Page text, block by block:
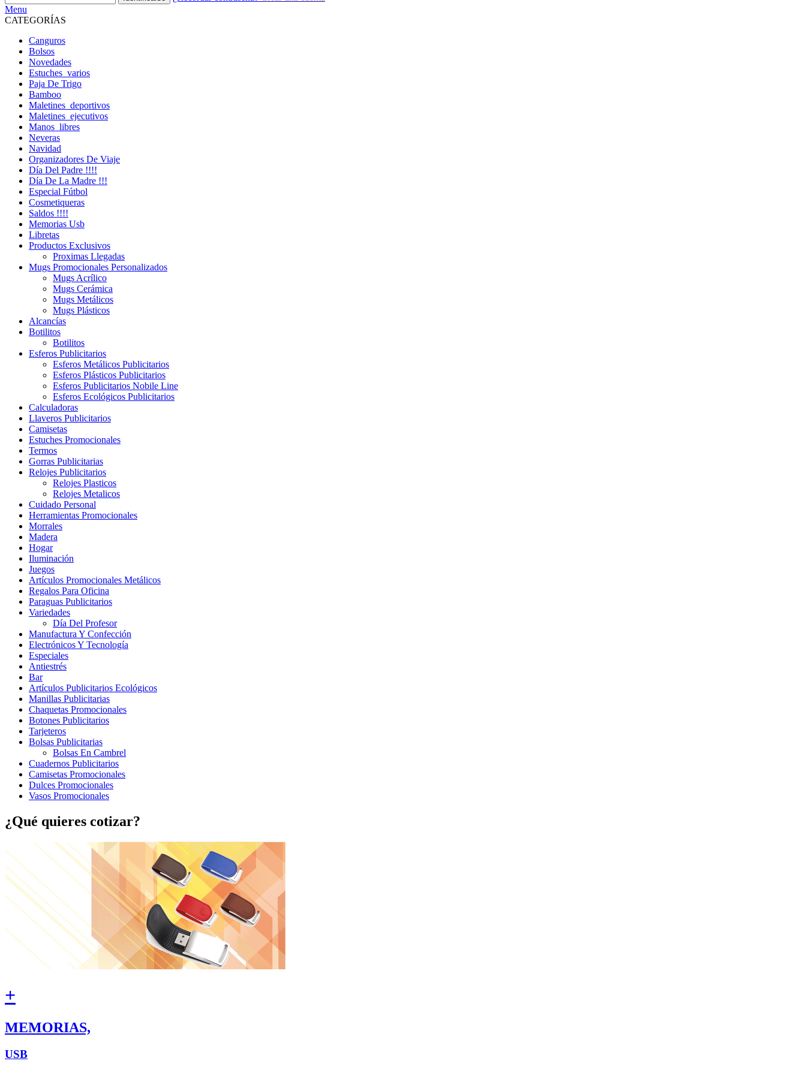
Menu
CATEGORÍAS
Canguros
Bolsos
Novedades
Estuches_varios
Paja De Trigo
Bamboo
Maletines_deportivos
Maletines_ejecutivos
Manos_libres
Neveras
Navidad
Organizadores De Viaje
Día Del Padre !!!!
Día De La Madre !!!
Especial Fútbol
Cosmetiqueras
Saldos !!!!
Memorias Usb
Libretas
Productos Exclusivos
Proximas Llegadas
Mugs Promocionales Personalizados
Mugs Acrílico
Mugs Cerámica
Mugs Metálicos
Mugs Plásticos
Alcancías
Botilitos
Botilitos
Esferos Publicitarios
Esferos Metálicos Publicitarios
Esferos Plásticos Publicitarios
Esferos Publicitarios Nobile Line
Esferos Ecológicos Publicitarios
Calculadoras
Llaveros Publicitarios
Camisetas
Estuches Promocionales
Termos
Gorras Publicitarias
Relojes Publicitarios
Relojes Plasticos
Relojes Metalicos
Cuidado Personal
Herramientas Promocionales
Morrales
Madera
Hogar
Iluminación
Juegos
Artículos Promocionales Metálicos
Regalos Para Oficina
Paraguas Publicitarios
Variedades
Día Del Profesor
Manufactura Y Confección
Electrónicos Y Tecnología
Especiales
Antiestrés
Bar
Artículos Publicitarios Ecológicos
Manillas Publicitarias
Chaquetas Promocionales
Botones Publicitarios
Tarjeteros
Bolsas Publicitarias
Bolsas En Cambrel
Cuadernos Publicitarios
Camisetas Promocionales
Dulces Promocionales
Vasos Promocionales
¿Qué quieres cotizar?
+
MEMORIAS,
USB